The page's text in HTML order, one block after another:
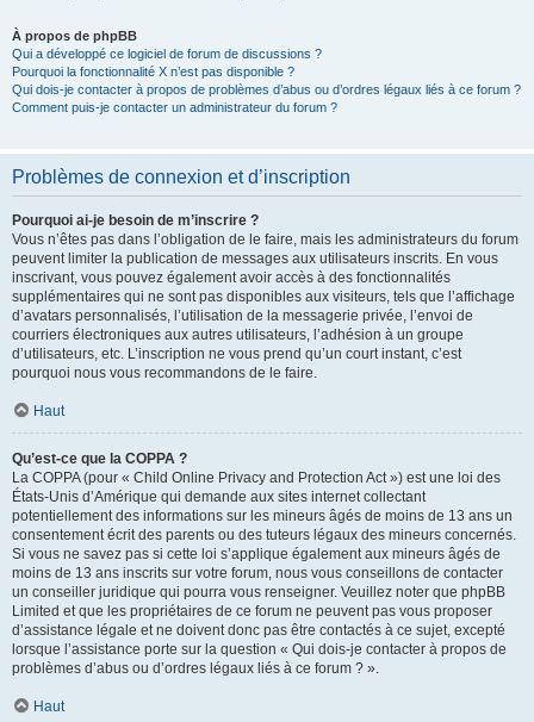
À propos de phpBB
Qui a développé ce logiciel de forum de discussions ?
Pourquoi la fonctionnalité X n’est pas disponible ?
Qui dois-je contacter à propos de problèmes d’abus ou d’ordres légaux liés à ce forum ?
Comment puis-je contacter un administrateur du forum ?
Problèmes de connexion et d’inscription
Pourquoi ai-je besoin de m’inscrire ?
Vous n’êtes pas dans l’obligation de le faire, mais les administrateurs du forum
peuvent limiter la publication de messages aux utilisateurs inscrits. En vous
inscrivant, vous pouvez également avoir accès à des fonctionnalités
supplémentaires qui ne sont pas disponibles aux visiteurs, tels que l’affichage
d’avatars personnalisés, l’utilisation de la messagerie privée, l’envoi de
courriers électroniques aux autres utilisateurs, l’adhésion à un groupe
d’utilisateurs, etc. L’inscription ne vous prend qu’un court instant, c’est
pourquoi nous vous recommandons de le faire.
Haut
Qu’est-ce que la COPPA ?
La COPPA (pour « Child Online Privacy and Protection Act ») est une loi des
États-Unis d’Amérique qui demande aux sites internet collectant
potentiellement des informations sur les mineurs âgés de moins de 13 ans un
consentement écrit des parents ou des tuteurs légaux des mineurs concernés.
Si vous ne savez pas si cette loi s’applique également aux mineurs âgés de
moins de 13 ans inscrits sur votre forum, nous vous conseillons de contacter
un conseiller juridique qui pourra vous renseigner. Veuillez noter que phpBB
Limited et que les propriétaires de ce forum ne peuvent pas vous proposer
d’assistance légale et ne doivent donc pas être contactés à ce sujet, excepté
lorsque l’assistance porte sur la question « Qui dois-je contacter à propos de
problèmes d’abus ou d’ordres légaux liés à ce forum ? ».
Haut